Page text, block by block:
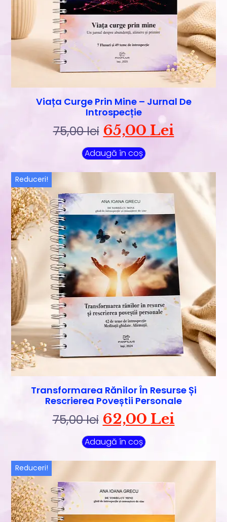
Viața Curge Prin Mine – Jurnal De
Introspecție
75,00lei 65,00 Lei
Adaugă în coș
Reduceri!
Transformarea Rănilor În Resurse Și
Rescrierea Poveștii Personale
75,00lei 62,00 Lei
Adaugă în coș
Reduceri!